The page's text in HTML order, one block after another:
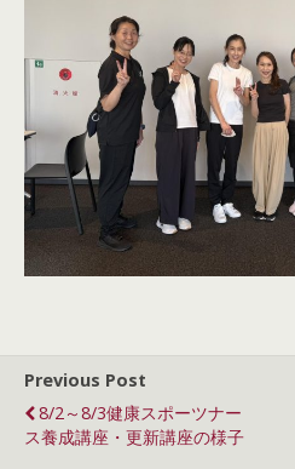
Previous Post
8/2～8/3健康スポーツナー
ス養成講座・更新講座の様子